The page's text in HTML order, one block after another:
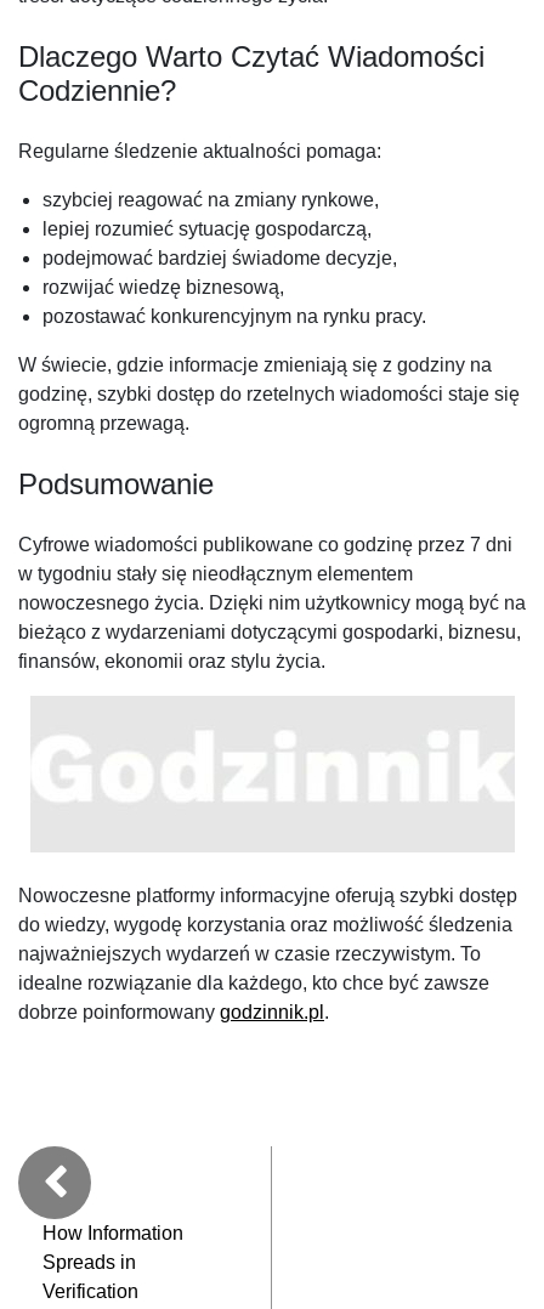
Dlaczego Warto Czytać Wiadomości
Codziennie?
Regularne śledzenie aktualności pomaga:
szybciej reagować na zmiany rynkowe,
lepiej rozumieć sytuację gospodarczą,
podejmować bardziej świadome decyzje,
rozwijać wiedzę biznesową,
pozostawać konkurencyjnym na rynku pracy.
W świecie, gdzie informacje zmieniają się z godziny na
godzinę, szybki dostęp do rzetelnych wiadomości staje się
ogromną przewagą.
Podsumowanie
Cyfrowe wiadomości publikowane co godzinę przez 7 dni
w tygodniu stały się nieodłącznym elementem
nowoczesnego życia. Dzięki nim użytkownicy mogą być na
bieżąco z wydarzeniami dotyczącymi gospodarki, biznesu,
finansów, ekonomii oraz stylu życia.
Nowoczesne platformy informacyjne oferują szybki dostęp
do wiedzy, wygodę korzystania oraz możliwość śledzenia
najważniejszych wydarzeń w czasie rzeczywistym. To
idealne rozwiązanie dla każdego, kto chce być zawsze
dobrze poinformowany godzinnik.pl .
How Information
Spreads in
Verification